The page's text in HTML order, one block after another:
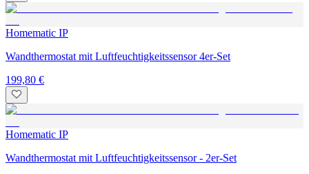
Homematic IP
Wandthermostat mit Luftfeuchtigkeitssensor 4er-Set
199,80 €
Homematic IP
Wandthermostat mit Luftfeuchtigkeitssensor - 2er-Set